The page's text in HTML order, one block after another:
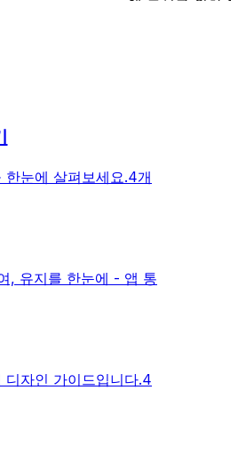
앱 출시를 위한
눈에 살펴보세요.4개
, 유지를 한눈에 - 앱 통
자인 가이드입니다.4